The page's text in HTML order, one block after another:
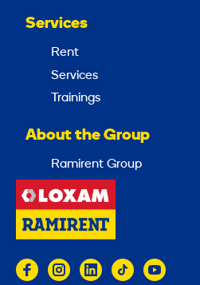
Services
Rent
Services
Trainings
About the Group
Ramirent Group